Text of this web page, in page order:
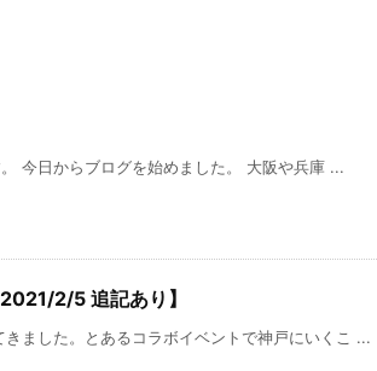
今日からブログを始めました。 大阪や兵庫 ...
2/5 追記あり】
ました。とあるコラボイベントで神戸にいくこ ...